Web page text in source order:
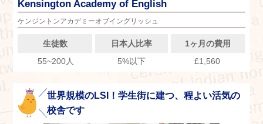
Kensington Academy of English
ケンジントンアカデミーオブイングリッシュ
生徒数 日本人比率
1ヶ月の費用
55~200人
5%以下 £1,560
世界規模のLSI！学生街に建つ、程よい活気の
校舎です